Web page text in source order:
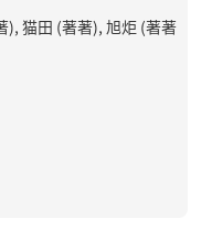
), 猫田 (著著), 旭炬 (著著